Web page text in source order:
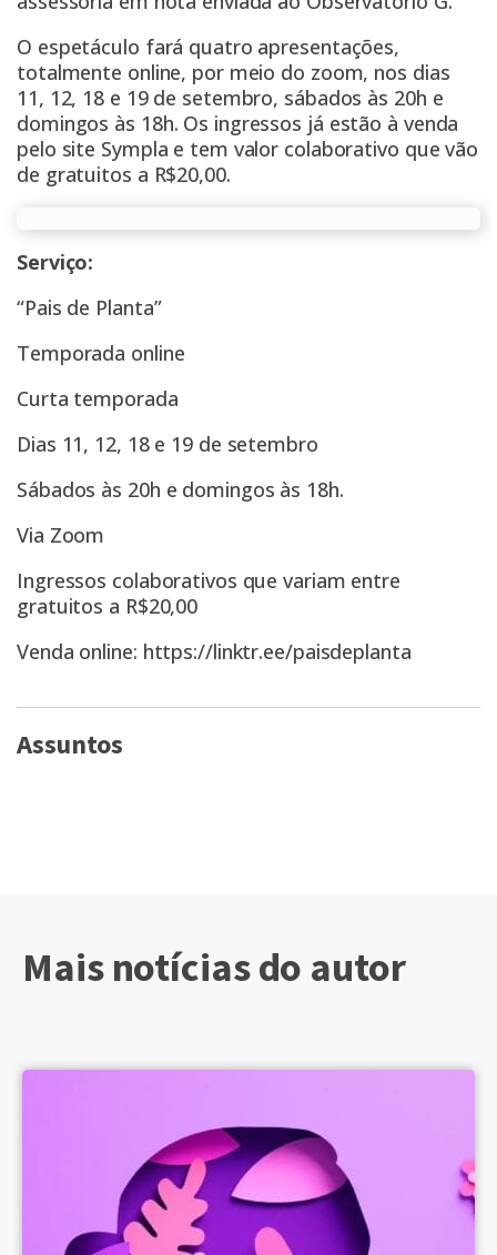
O espetáculo fará quatro apresentações,
totalmente online, por meio do zoom, nos dias
11, 12, 18 e 19 de setembro, sábados às 20h e
domingos às 18h. Os ingressos já estão à venda
pelo site Sympla e tem valor colaborativo que vão
de gratuitos a R$20,00.
Serviço:
“Pais de Planta”
Temporada online
Curta temporada
Dias 11, 12, 18 e 19 de setembro
Sábados às 20h e domingos às 18h.
Via Zoom
Ingressos colaborativos que variam entre
gratuitos a R$20,00
Venda online: https://linktr.ee/paisdeplanta
Assuntos
Mais notícias do autor